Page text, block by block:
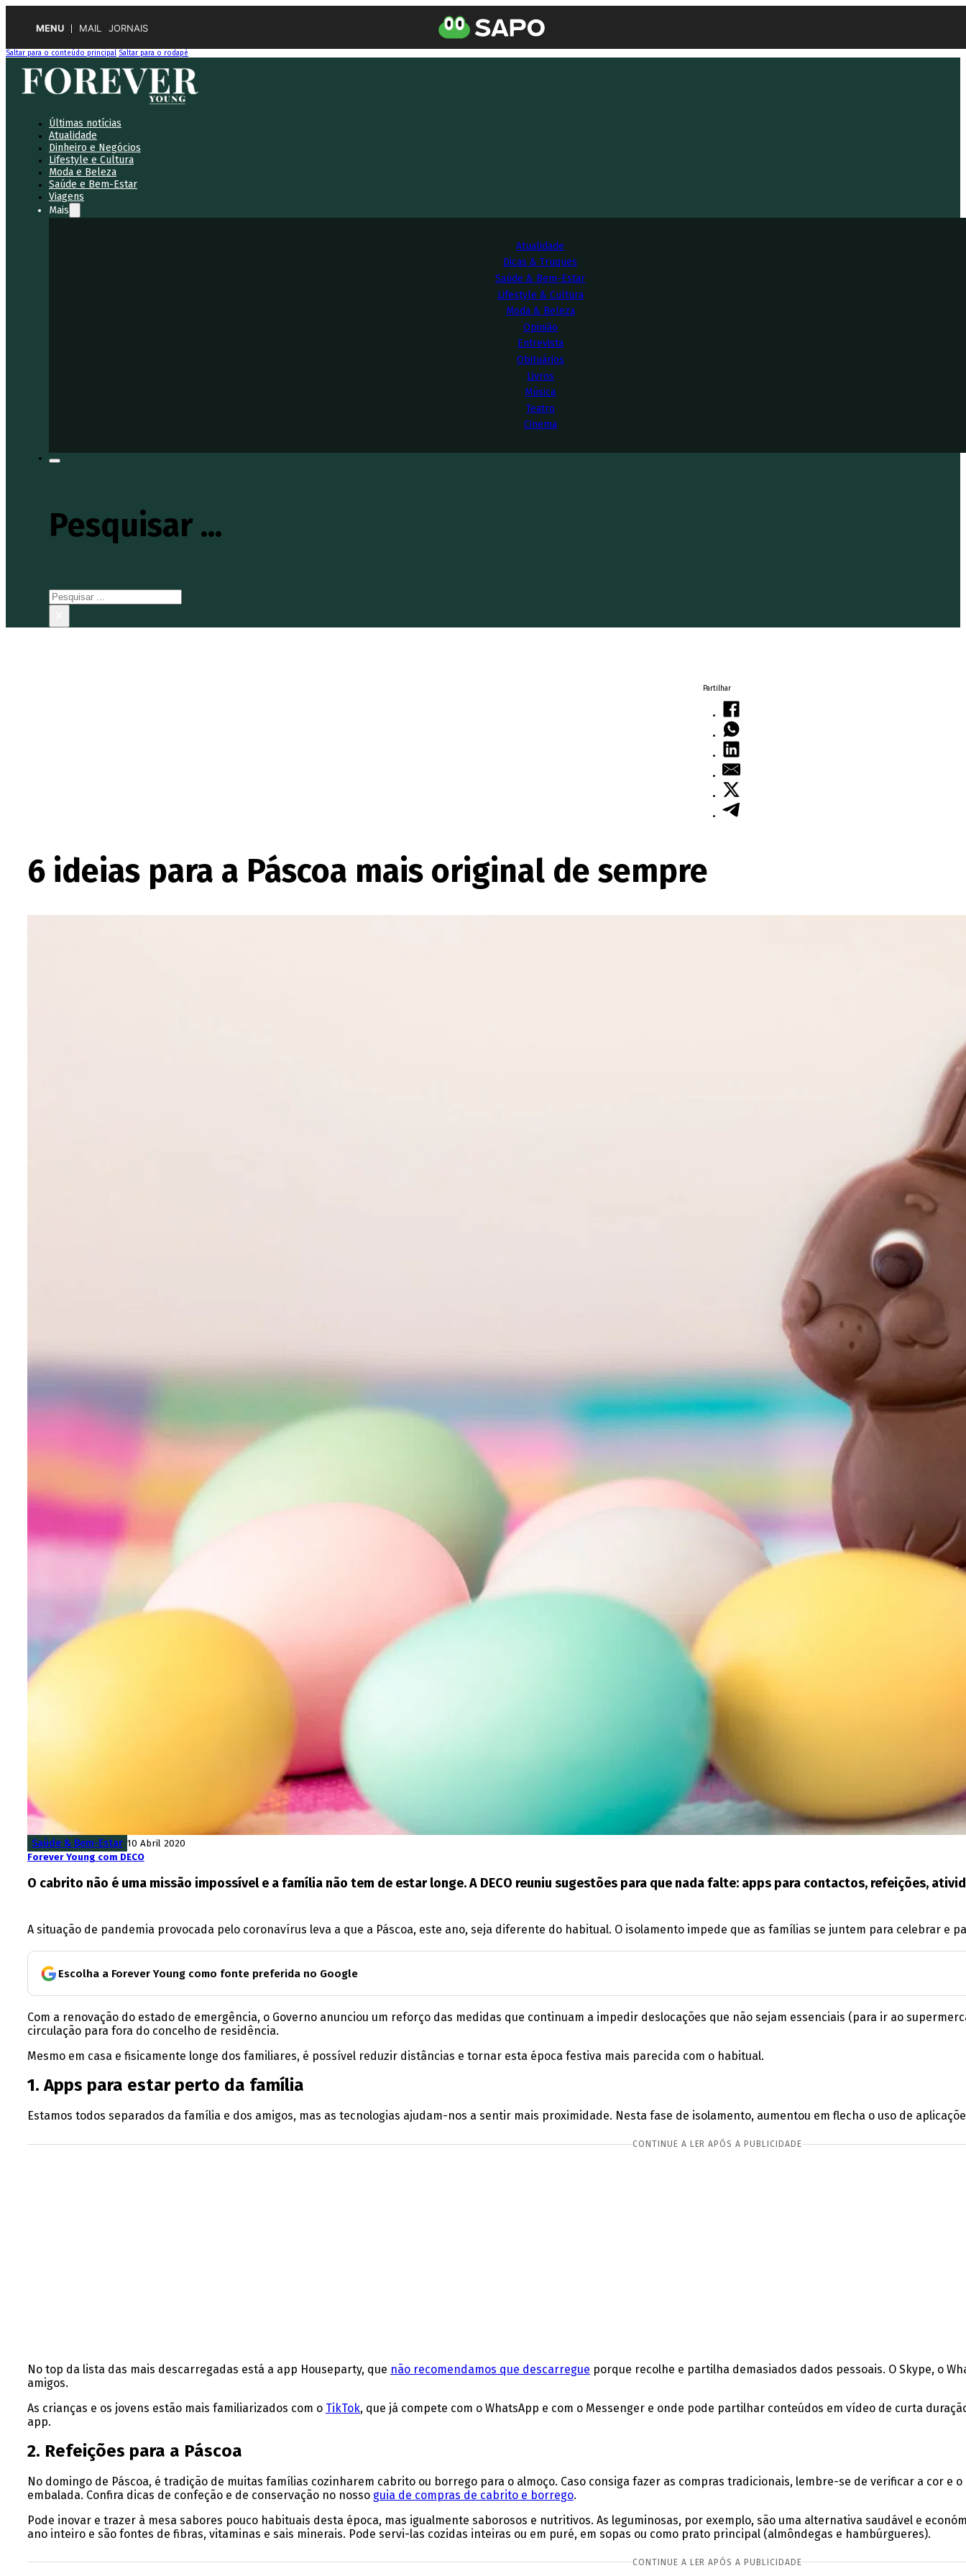
MENU MAIL JORNAIS
Saltar para o conteúdo principal Saltar para o rodapé
Últimas notícias
Atualidade
Dinheiro e Negócios
Lifestyle e Cultura
Moda e Beleza
Saúde e Bem-Estar
Viagens
Mais
Atualidade
Dicas & Truques
Saúde & Bem-Estar
Lifestyle & Cultura
Moda & Beleza
Opinião
Entrevista
Obituários
Livros
Música
Teatro
Cinema
Pesquisar ...
Pesquisar
Partilhar
6 ideias para a Páscoa mais original de sempre
Saúde & Bem-Estar 10 Abril 2020
Forever Young com DECO
O cabrito não é uma missão impossível e a família não tem de estar longe. A DECO reuniu sugestões para que nada falte: apps para contactos, refeições,
A situação de pandemia provocada pelo coronavírus leva a que a Páscoa, este ano, seja diferente do habitual. O isolamento impede que as famílias se juntem para celebrar e
Escolha a Forever Young como fonte preferida no Google
Com a renovação do estado de emergência, o Governo anunciou um reforço das medidas que continuam a impedir deslocações que não sejam essenciais (para ir ao
circulação para fora do concelho de residência.
Mesmo em casa e fisicamente longe dos familiares, é possível reduzir distâncias e tornar esta época festiva mais parecida com o habitual.
1. Apps para estar perto da família
Estamos todos separados da família e dos amigos, mas as tecnologias ajudam-nos a sentir mais proximidade. Nesta fase de isolamento, aumentou em flecha o uso de
CONTINUE A LER APÓS A PUBLICIDADE
No top da lista das mais descarregadas está a app Houseparty, que não recomendamos que descarregue porque recolhe e partilha demasiados dados pessoais. O Skype, o
amigos.
As crianças e os jovens estão mais familiarizados com o TikTok, que já compete com o WhatsApp e com o Messenger e onde pode partilhar conteúdos em vídeo de curta
app.
2. Refeições para a Páscoa
No domingo de Páscoa, é tradição de muitas famílias cozinharem cabrito ou borrego para o almoço. Caso consiga fazer as compras tradicionais, lembre-se de verificar a cor
embalada. Confira dicas de confeção e de conservação no nosso guia de compras de cabrito e borrego.
Pode inovar e trazer à mesa sabores pouco habituais desta época, mas igualmente saborosos e nutritivos. As leguminosas, por exemplo, são uma alternativa saudável e
ano inteiro e são fontes de fibras, vitaminas e sais minerais. Pode servi-las cozidas inteiras ou em puré, em sopas ou como prato principal (almôndegas e hambúrgueres).
CONTINUE A LER APÓS A PUBLICIDADE